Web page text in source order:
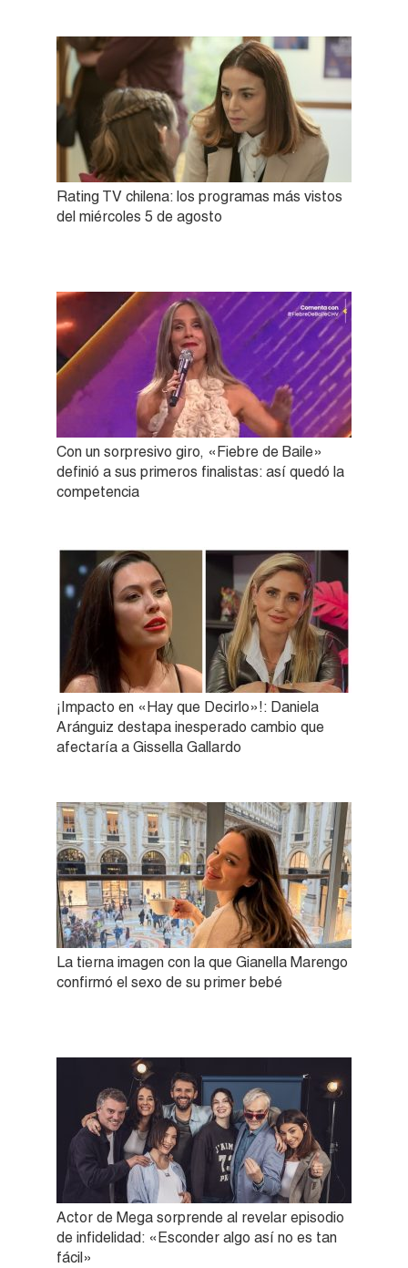
Rating TV chilena: los programas más vistos
del miércoles 5 de agosto
Con un sorpresivo giro, «Fiebre de Baile»
definió a sus primeros finalistas: así quedó la
competencia
¡Impacto en «Hay que Decirlo»!: Daniela
Aránguiz destapa inesperado cambio que
afectaría a Gissella Gallardo
La tierna imagen con la que Gianella Marengo
confirmó el sexo de su primer bebé
Actor de Mega sorprende al revelar episodio
de infidelidad: «Esconder algo así no es tan
fácil»